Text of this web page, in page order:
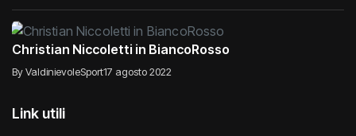
Christian Niccoletti in BiancoRosso
By ValdinievoleSport17 agosto 2022
Link utili